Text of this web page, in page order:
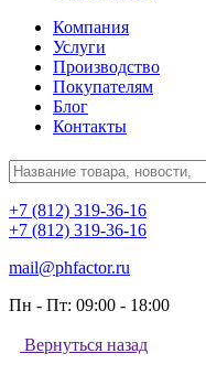
Компания
Услуги
Производство
Покупателям
Блог
Контакты
+7 (812) 319-36-16
+7 (812) 319-36-16
mail@phfactor.ru
Пн - Пт: 09:00 - 18:00
Вернуться назад